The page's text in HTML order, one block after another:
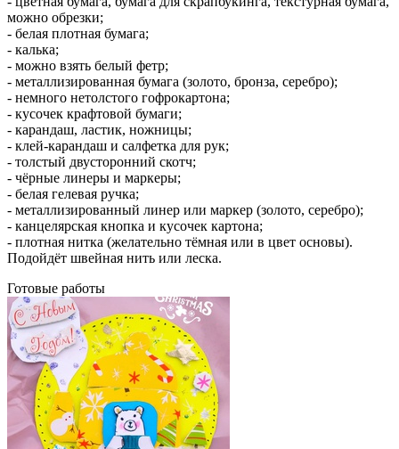
можно обрезки;
- белая плотная бумага;
- калька;
- можно взять белый фетр;
- металлизированная бумага (золото, бронза, серебро);
- немного нетолстого гофрокартона;
- кусочек крафтовой бумаги;
- карандаш, ластик, ножницы;
- клей-карандаш и салфетка для рук;
- толстый двусторонний скотч;
- чёрные линеры и маркеры;
- белая гелевая ручка;
- металлизированный линер или маркер (золото, серебро);
- канцелярская кнопка и кусочек картона;
- плотная нитка (желательно тёмная или в цвет основы).
Подойдёт швейная нить или леска.
Готовые работы